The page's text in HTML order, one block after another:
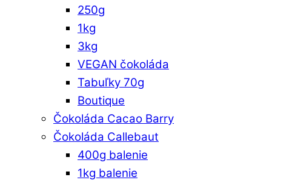
250g
1kg
3kg
VEGAN čokoláda
Tabuľky 70g
Boutique
Čokoláda Cacao Barry
Čokoláda Callebaut
400g balenie
1kg balenie